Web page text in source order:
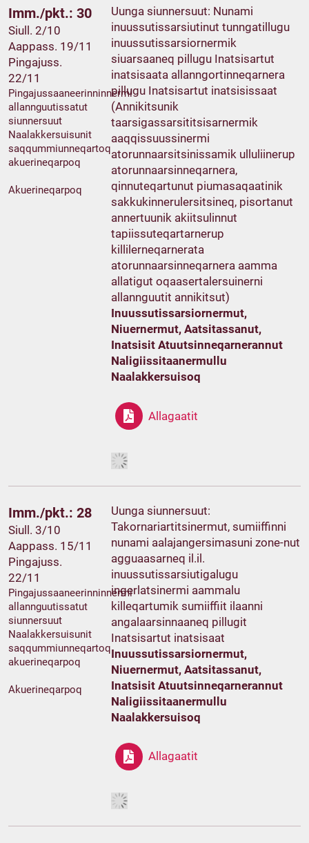
Imm./pkt.: 30
Siull. 2/10
Aappass. 19/11
Pingajuss.
22/11
Pingajussaaneerinninnermi
allannguutissatut
siunnersuut
Naalakkersuisunit
saqqummiunneqartoq
akuerineqarpoq
Akuerineqarpoq
Uunga siunnersuut: Nunami
inuussutissarsiutinut tunngatillugu
inuussutissarsiornermik
siuarsaaneq pillugu Inatsisartut
inatsisaata allanngortinneqarnera
pillugu Inatsisartut inatsisissaat
(Annikitsunik
taarsigassarsititsisarnermik
aaqqissuussinermi
atorunnaarsitsinissamik ulluliinerup
atorunnaarsinneqarnera,
qinnuteqartunut piumasaqaatinik
sakkukinnerulersitsineq, pisortanut
annertuunik akiitsulinnut
tapiissuteqartarnerup
killilerneqarnerata
atorunnaarsinneqarnera aamma
allatigut oqaasertalersuinerni
allannguutit annikitsut)
Inuussutissarsiornermut,
Niuernermut, Aatsitassanut,
Inatsisit Atuutsinneqarnerannut
Naligiissitaanermullu
Naalakkersuisoq
Allagaatit
Imm./pkt.: 28
Siull. 3/10
Aappass. 15/11
Pingajuss.
22/11
Pingajussaaneerinninnermi
allannguutissatut
siunnersuut
Naalakkersuisunit
saqqummiunneqartoq
akuerineqarpoq
Akuerineqarpoq
Uunga siunnersuut:
Takornariartitsinermut, sumiiffinni
nunami aalajangersimasuni zone-nut
agguaasarneq il.il.
inuussutissarsiutigalugu
ingerlatsinermi aammalu
killeqartumik sumiiffiit ilaanni
angalaarsinnaaneq pillugit
Inatsisartut inatsisaat
Inuussutissarsiornermut,
Niuernermut, Aatsitassanut,
Inatsisit Atuutsinneqarnerannut
Naligiissitaanermullu
Naalakkersuisoq
Allagaatit